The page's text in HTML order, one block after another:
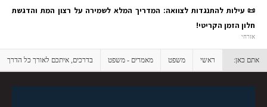
📜 עילות להתנגדות לצוואה: המדריך המלא לשמירה על רצון המת והדגשת
חלון הזמן הקריטי!
אזרחי
אתם כאן: ראשי משפט מאמרים - משפט בדרכים, איתכם לאורך כל הדרך